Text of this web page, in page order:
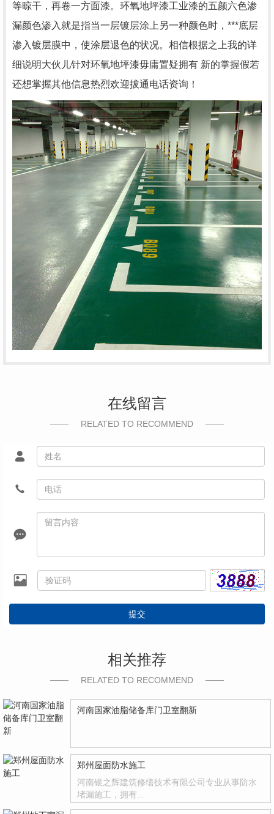
等晾干，再卷一方面漆。环氧地坪漆工业漆的五颜六色渗
漏颜色渗入就是指当一层镀层涂上另一种颜色时，***底层
渗入镀层膜中，使涂层退色的状况。相信根据之上我的详
细说明大伙儿针对环氧地坪漆毋庸置疑拥有 新的掌握假若
还想掌握其他信息热烈欢迎拔通电话资询！
在线留言
RELATED TO RECOMMEND
提交
相关推荐
RELATED TO RECOMMEND
河南国家油脂储备库门卫室翻新
郑州屋面防水施工
河南银之辉建筑修缮技术有限公司专业从事防水
堵漏施工，拥有…